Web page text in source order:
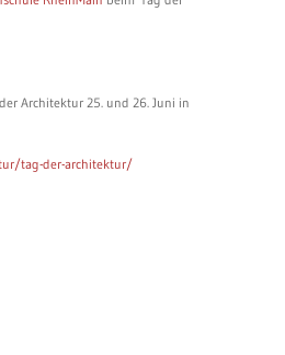
Architektur 25. und 26. Juni in
tag-der-architektur/